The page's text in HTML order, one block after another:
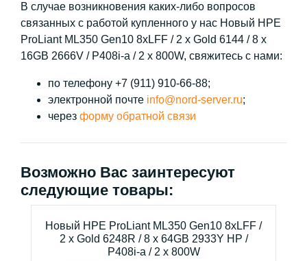
В случае возникновения каких-либо вопросов
связанных с работой купленного у нас Новый HPE
ProLiant ML350 Gen10 8xLFF / 2 x Gold 6144 / 8 x
16GB 2666V / P408i-a / 2 x 800W, свяжитесь с нами:
по телефону +7 (911) 910-66-88;
электронной почте info@nord-server.ru;
через форму обратной связи
Возможно Вас заинтересуют
следующие товары:
Новый HPE ProLiant ML350 Gen10 8xLFF /
2 x Gold 6248R / 8 x 64GB 2933Y HP /
P408i-a / 2 x 800W